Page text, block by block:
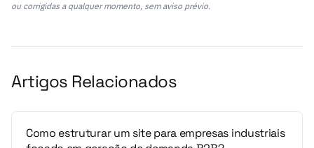
ou corrigidas a qualquer momento, sem aviso prévio.
Artigos Relacionados
Como estruturar um site para empresas industriais